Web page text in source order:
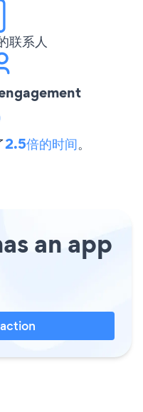
联系人
2.5倍的时间。
an app